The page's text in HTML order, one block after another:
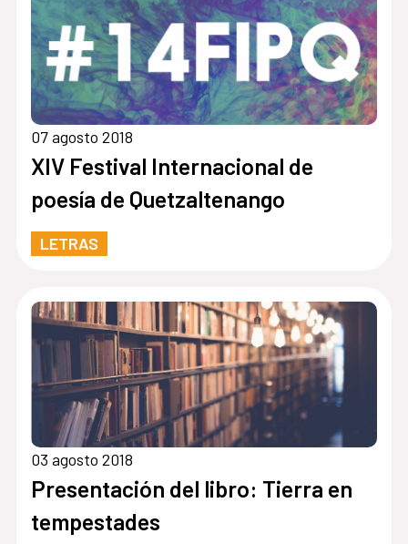
07 agosto 2018
XIV Festival Internacional de
poesía de Quetzaltenango
LETRAS
03 agosto 2018
Presentación del libro: Tierra en
tempestades